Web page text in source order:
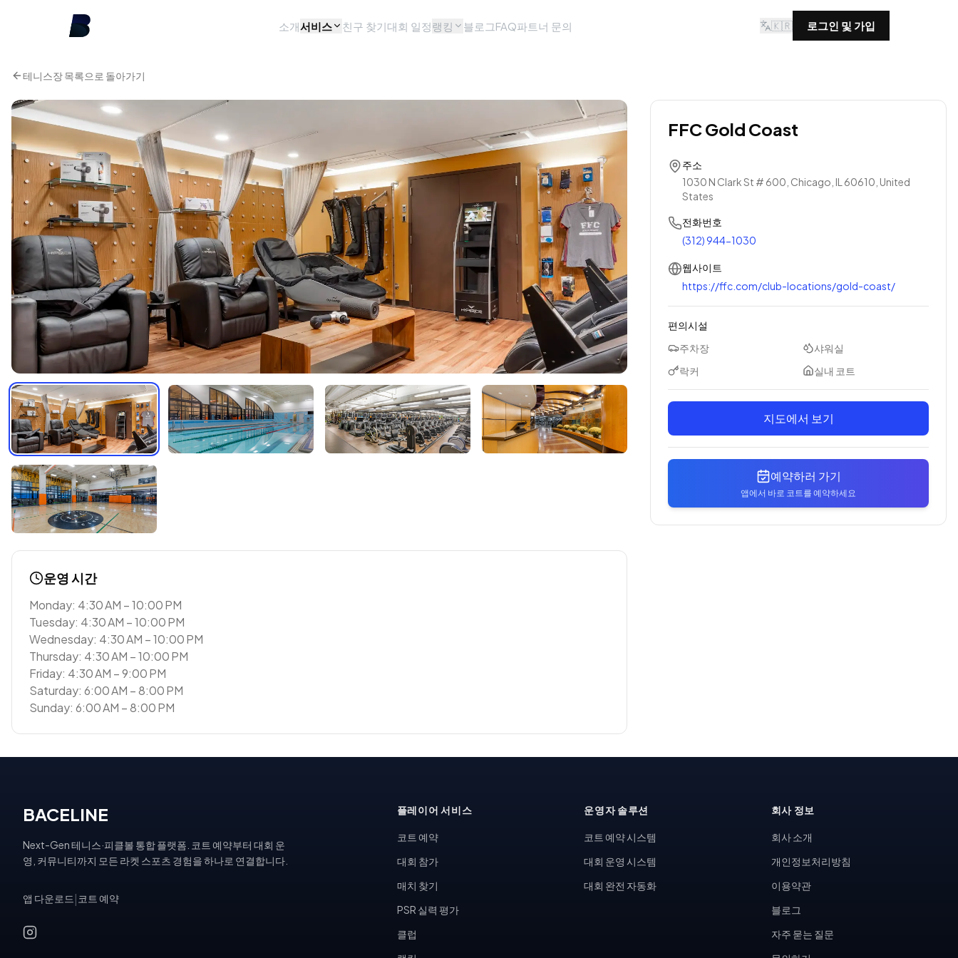
소개서비스 친구 찾기대회 일정랭킹 블로그FAQ파트너 문의 🇰🇷 로그인 및 가입
테니스장 목록으로 돌아가기
운영 시간
Monday: 4:30 AM – 10:00 PM
Tuesday: 4:30 AM – 10:00 PM
Wednesday: 4:30 AM – 10:00 PM
Thursday: 4:30 AM – 10:00 PM
Friday: 4:30 AM – 9:00 PM
Saturday: 6:00 AM – 8:00 PM
Sunday: 6:00 AM – 8:00 PM
FFC Gold Coast
주소
1030 N Clark St # 600, Chicago, IL 60610, United
States
전화번호
(312) 944-1030
웹사이트
https://ffc.com/club-locations/gold-coast/
편의시설
주차장
샤워실
락커
실내 코트
지도에서 보기
예약하러 가기
앱에서 바로 코트를 예약하세요
BACELINE
Next-Gen 테니스·피클볼 통합 플랫폼. 코트 예약부터 대회 운
영, 커뮤니티까지 모든 라켓 스포츠 경험을 하나로 연결합니다.
앱 다운로드 코트 예약
플레이어 서비스
코트 예약
대회 참가
매치 찾기
PSR 실력 평가
클럽
운영자 솔루션
코트 예약 시스템
대회 운영 시스템
대회 완전 자동화
회사 정보
회사 소개
개인정보처리방침
이용약관
블로그
자주 묻는 질문